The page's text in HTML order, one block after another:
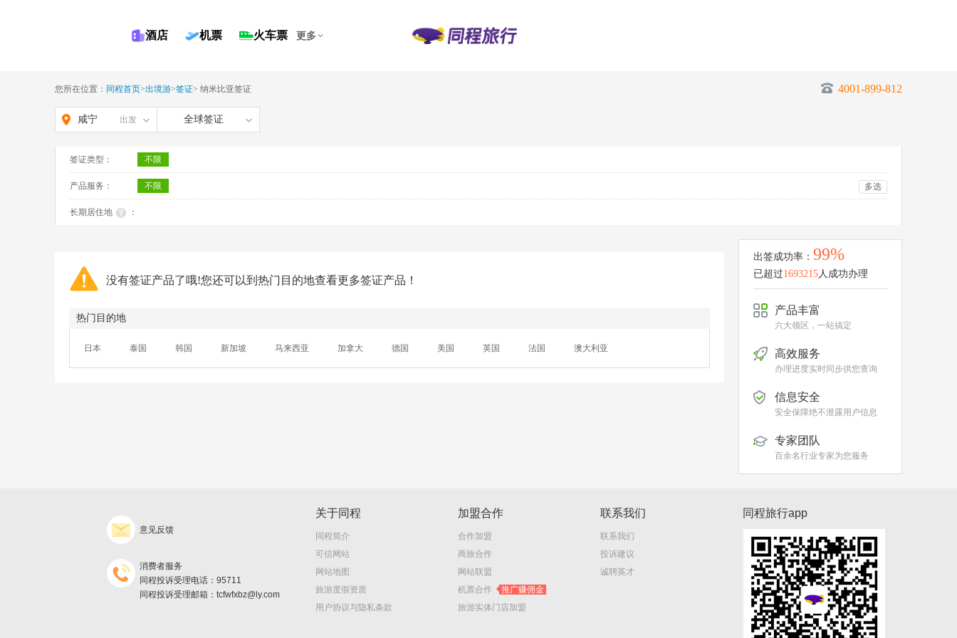
酒店 机票 火车票 更多
您所在位置： 同程首页>出境游>签证> 纳米比亚签证 4001-899-812
咸宁 出发 全球签证
签证类型： 不限
产品服务： 不限 多选
长期居住地 ：
没有签证产品了哦!您还可以到热门目的地查看更多签证产品！
热门目的地
日本 泰国 韩国 新加坡 马来西亚 加拿大 德国 美国 英国 法国 澳大利亚
出签成功率： 99%
已超过1693215人成功办理
产品丰富
六大领区，一站搞定
高效服务
办理进度实时同步供您查询
信息安全
安全保障绝不泄露用户信息
专家团队
百余名行业专家为您服务
意见反馈
消费者服务
同程投诉受理电话：95711
同程投诉受理邮箱：tcfwfxbz@ly.com
关于同程
同程简介
可信网站
网站地图
旅游度假资质
用户协议与隐私条款
加盟合作
合作加盟
商旅合作
网站联盟
机票合作
推广赚佣金
旅游实体门店加盟
联系我们
联系我们
投诉建议
诚聘英才
同程旅行app